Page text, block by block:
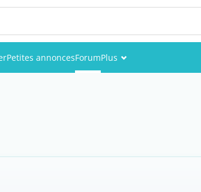
Petites annoncesForumPlus